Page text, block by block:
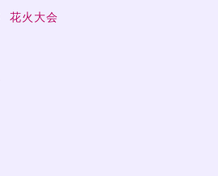
花火大会